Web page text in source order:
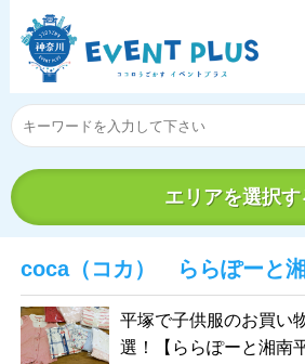
エリアを選択す
coca（コカ） ららぽーと
平塚で子供服のお買い
選！【ららぽーと湘南